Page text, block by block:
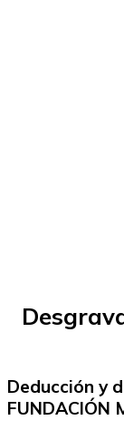
Deducción y
FUNDACIÓN